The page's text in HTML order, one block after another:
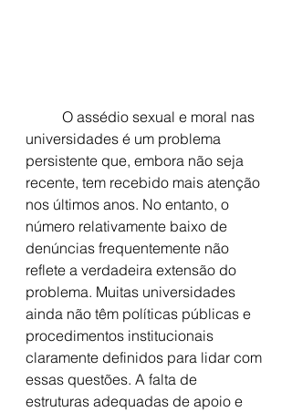
universidades é um problema
persistente que, embora não seja
recente, tem recebido mais atenção
nos últimos anos. No entanto, o
número relativamente baixo de
denúncias frequentemente não
reflete a verdadeira extensão do
problema. Muitas universidades
ainda não têm políticas públicas e
procedimentos institucionais
claramente definidos para lidar com
essas questões. A falta de
estruturas adequadas de apoio e